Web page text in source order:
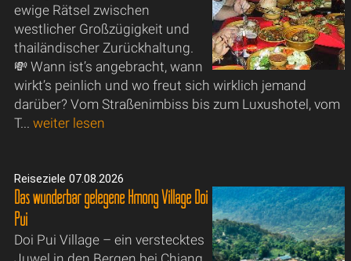
ewige Rätsel zwischen
westlicher Großzügigkeit und
thailändischer Zurückhaltung.
💸 Wann ist’s angebracht, wann
wirkt’s peinlich und wo freut sich wirklich jemand
darüber? Vom Straßenimbiss bis zum Luxushotel, vom
T... weiter lesen
Reiseziele 07.08.2026
Das wunderbar gelegene Hmong Village Doi
Pui
Doi Pui Village – ein verstecktes